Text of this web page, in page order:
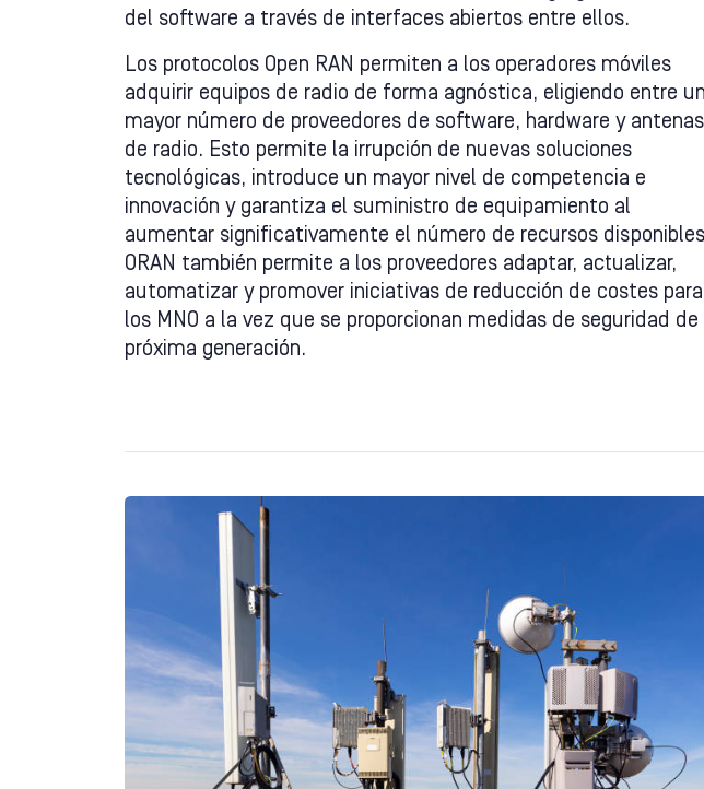
del software a través de interfaces abiertos entre ellos.
Los protocolos Open RAN permiten a los operadores móviles
adquirir equipos de radio de forma agnóstica, eligiendo entre un
mayor número de proveedores de software, hardware y antenas
de radio. Esto permite la irrupción de nuevas soluciones
tecnológicas, introduce un mayor nivel de competencia e
innovación y garantiza el suministro de equipamiento al
aumentar significativamente el número de recursos
ORAN también permite a los proveedores adaptar, actualizar,
automatizar y promover iniciativas de reducción de costes para
los MNO a la vez que se proporcionan medidas de seguridad de
próxima generación.